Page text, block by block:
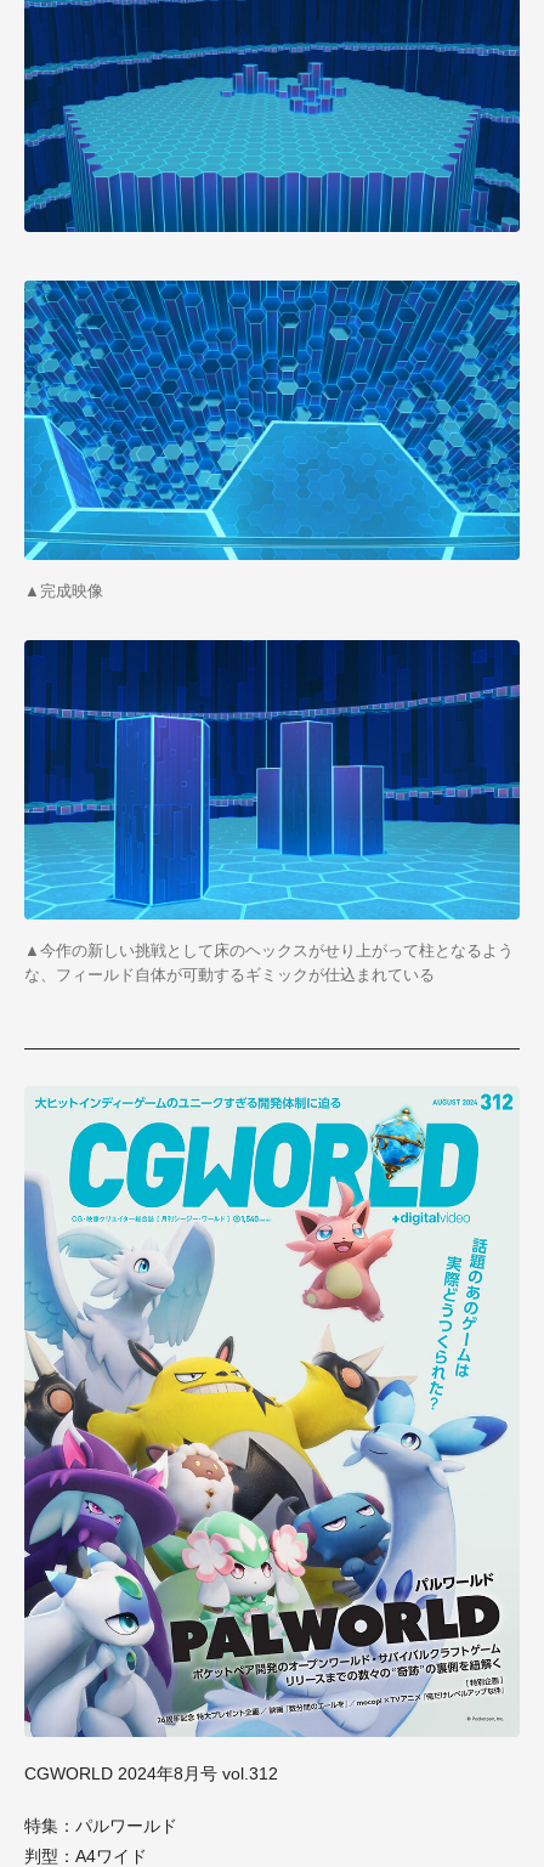
▲完成映像
▲今作の新しい挑戦として床のヘックスがせり上がって柱となるよう
な、フィールド自体が可動するギミックが仕込まれている
CGWORLD 2024年8月号 vol.312
特集：パルワールド
判型：A4ワイド